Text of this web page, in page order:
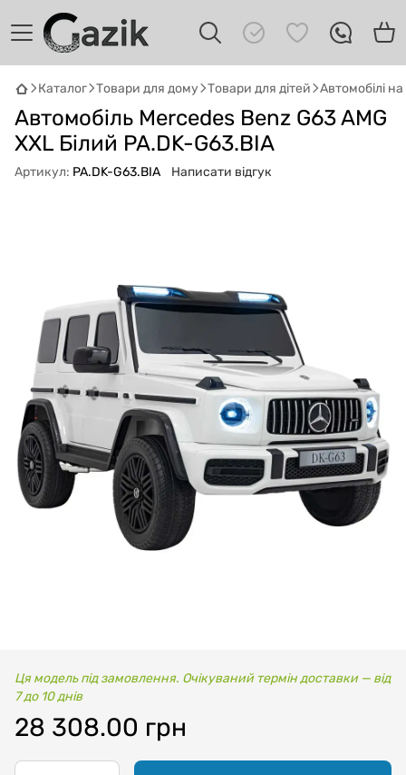
Каталог Товари для дому Товари для дітей Автомобілі
Автомобіль Mercedes Benz G63 AMG
XXL Білий PA.DK-G63.BIA
Артикул: PA.DK-G63.BIA Написати відгук
Ця модель під замовлення. Очікуваний термін доставки — від
7 до 10 днів
28 308.00 грн
GAZIKAI
Привіт! 👋 Я Gazik AI — допоможу